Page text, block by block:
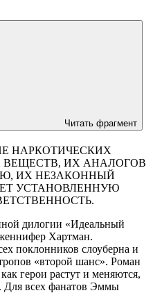
Читать фрагмент
НАРКОТИЧЕСКИХ
ИХ АНАЛОГОВ
ИХ НЕЗАКОННЫЙ
УСТАНОВЛЕННУЮ
дилогии «Идеальный
Хартман.
поклонников слоуберна и
«второй шанс». Роман
герои растут и меняются,
Для всех фанатов Эммы